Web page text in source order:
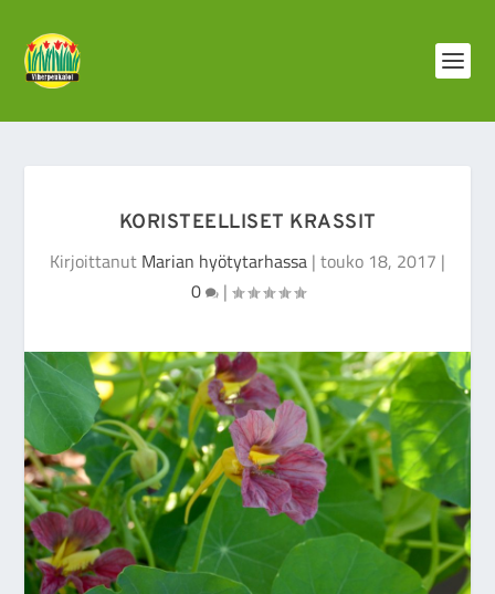
KORISTEELLISET KRASSIT
Kirjoittanut Marian hyötytarhassa | touko 18, 2017 |
0
|